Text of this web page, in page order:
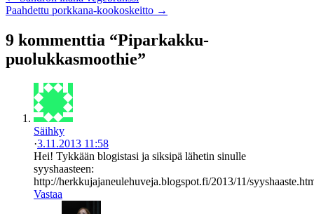
Paahdettu porkkana-kookoskeitto →
9 kommenttia “Piparkakku-
puolukkasmoothie”
Säihky
·3.11.2013 11:58
Hei! Tykkään blogistasi ja siksipä lähetin sinulle
syyshaasteen:
http://herkkujajaneulehuveja.blogspot.fi/2013/11/
Vastaa